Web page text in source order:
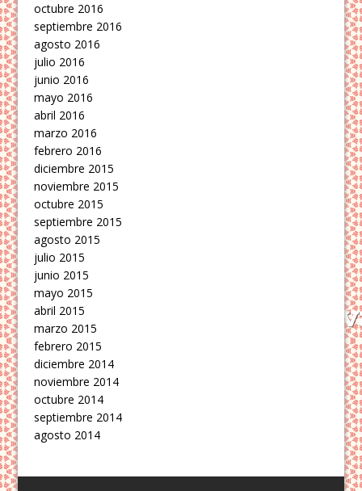
octubre 2016
septiembre 2016
agosto 2016
julio 2016
junio 2016
mayo 2016
abril 2016
marzo 2016
febrero 2016
diciembre 2015
noviembre 2015
octubre 2015
septiembre 2015
agosto 2015
julio 2015
junio 2015
mayo 2015
abril 2015
marzo 2015
febrero 2015
diciembre 2014
noviembre 2014
octubre 2014
septiembre 2014
agosto 2014